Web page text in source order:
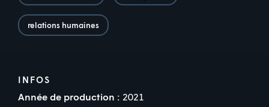
relations humaines
INFOS
Année de production : 2021